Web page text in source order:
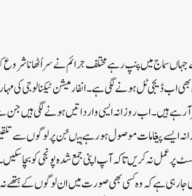
سماج میں پنپ رہے مختلف جرائم نے سراُٹھانا شروع
اب ڈیجی ٹل ہونے لگی ہے۔ انفارمیشن ٹیکنالوجی کی
ہیں۔ اب روزانہ ایسی وارداتیں ہونے لگی ہیں
ایسے پیغامات موصول ہورہے ہیںجن پر لوگوں سے
پر عمل نہ کریں تا کہ آ پ اپنی جمع شدہ پونجی کو
ہے کہ وہ کسی بھی صورت میں ان لوگوں کے ہتھے نہ